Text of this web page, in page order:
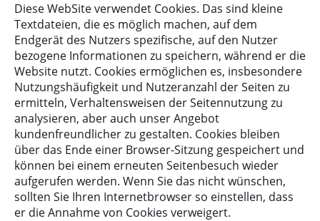
Diese WebSite verwendet Cookies. Das sind kleine
Textdateien, die es möglich machen, auf dem
Endgerät des Nutzers spezifische, auf den Nutzer
bezogene Informationen zu speichern, während er die
Website nutzt. Cookies ermöglichen es, insbesondere
Nutzungshäufigkeit und Nutzeranzahl der Seiten zu
ermitteln, Verhaltensweisen der Seitennutzung zu
analysieren, aber auch unser Angebot
kundenfreundlicher zu gestalten. Cookies bleiben
über das Ende einer Browser-Sitzung gespeichert und
können bei einem erneuten Seitenbesuch wieder
aufgerufen werden. Wenn Sie das nicht wünschen,
sollten Sie Ihren Internetbrowser so einstellen, dass
er die Annahme von Cookies verweigert.